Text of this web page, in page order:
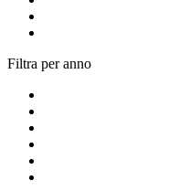
Filtra per anno